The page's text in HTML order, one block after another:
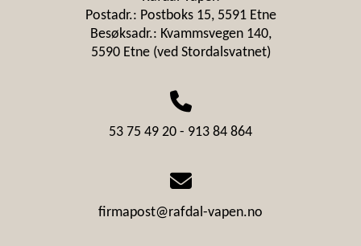
Postadr.: Postboks 15, 5591 Etne
Besøksadr.: Kvammsvegen 140,
5590 Etne (ved Stordalsvatnet)
53 75 49 20 - 913 84 864
firmapost@rafdal-vapen.no